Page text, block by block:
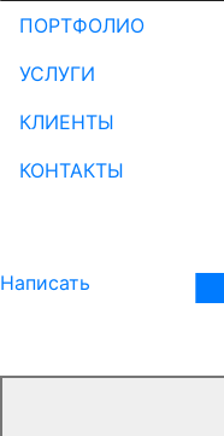
ПОРТФОЛИО
УСЛУГИ
КЛИЕНТЫ
КОНТАКТЫ
Написать